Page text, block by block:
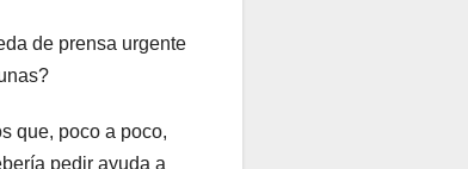
de prensa urgente
que, poco a poco,
pedir ayuda a